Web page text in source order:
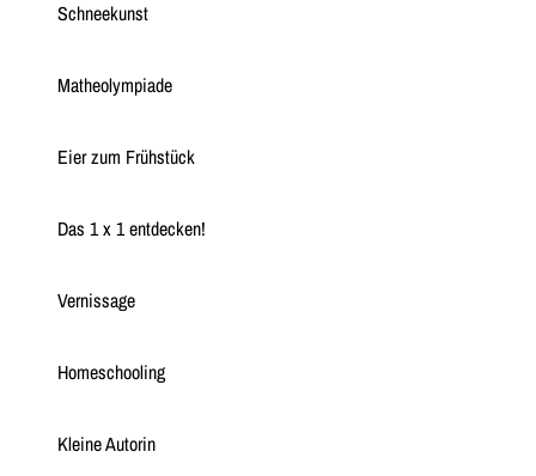
Schneekunst
Matheolympiade
Eier zum Frühstück
Das 1 x 1 entdecken!
Vernissage
Homeschooling
Kleine Autorin